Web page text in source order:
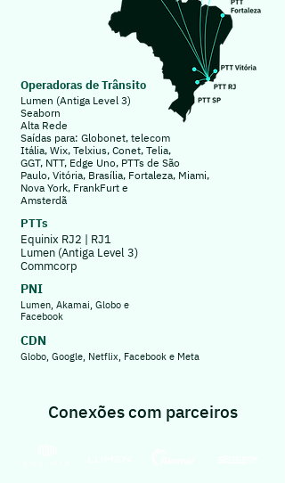
Operadoras de Trânsito
Lumen (Antiga Level 3)
Seaborn
Alta Rede
Saídas para: Globonet, telecom
Itália, Wix, Telxius, Conet, Telia,
GGT, NTT, Edge Uno, PTTs de São
Paulo, Vitória, Brasília, Fortaleza, Miami,
Nova York, FrankFurt e
Amsterdã
PNI
Lumen, Akamai, Globo e
Facebook
CDN
Globo, Google, Netflix, Facebook e Meta
PTTs
Equinix RJ2 | RJ1
Lumen (Antiga Level 3)
Commcorp
Conexões com parceiros